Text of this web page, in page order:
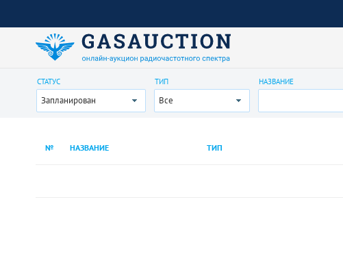
СТАТУС
Запланирован
ТИП
Все
НАЗВАНИЕ
№ НАЗВАНИЕ ТИП